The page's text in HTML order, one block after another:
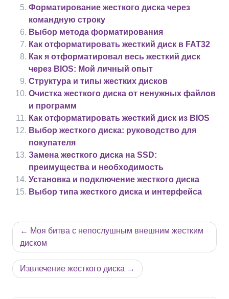
Форматирование жесткого диска через
командную строку
Выбор метода форматирования
Как отформатировать жесткий диск в FAT32
Как я отформатировал весь жесткий диск
через BIOS: Мой личный опыт
Структура и типы жестких дисков
Очистка жесткого диска от ненужных файлов
и программ
Как отформатировать жесткий диск из BIOS
Выбор жесткого диска: руководство для
покупателя
Замена жесткого диска на SSD:
преимущества и необходимость
Установка и подключение жесткого диска
Выбор типа жесткого диска и интерфейса
Навигация
по
записям
Моя битва с непослушным внешним жестким
диском
Извлечение жесткого диска